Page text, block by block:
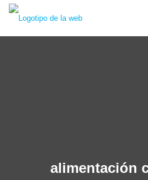
alimentación